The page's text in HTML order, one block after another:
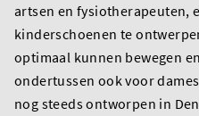
artsen en fysiotherapeuten,
kinderschoenen te
optimaal kunnen bewegen
ondertussen ook voor
nog steeds ontworpen in